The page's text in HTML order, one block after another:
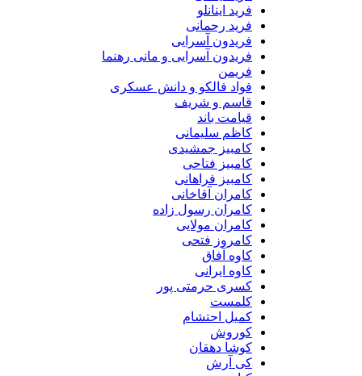
فرید اینانلو
فرید رحمانی
فریدون آسرایی
فریدون آسرایی و مانی رهنما
فواد فالکو و دانش عسکری
قاسم و شریف
قیامت باند
کاظم سلیمانی
کامبیز جمشیدی
کامبیز فتاحی
کامبیز فراهانی
کامران آقاخانی
کامران رسول زاده
کامران مولایی
کامروز فتحی
کاوه آفاق
کاوه ایرانی
کسری حرمتی پور
کلمست
کمیل احتشام
کوروش
کوشا دهقان
کی آرش